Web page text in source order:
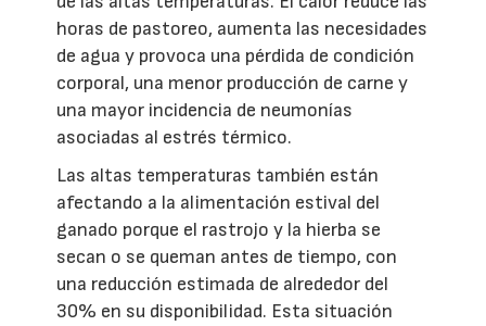
horas de pastoreo, aumenta las necesidades
de agua y provoca una pérdida de condición
corporal, una menor producción de carne y
una mayor incidencia de neumonías
asociadas al estrés térmico.
Las altas temperaturas también están
afectando a la alimentación estival del
ganado porque el rastrojo y la hierba se
secan o se queman antes de tiempo, con
una reducción estimada de alrededor del
30% en su disponibilidad. Esta situación